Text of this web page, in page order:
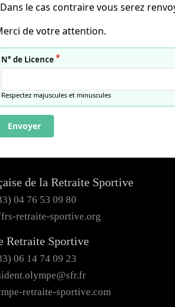
le cas contraire vous serez
de votre attention.
N° de Licence
Respectez majuscules et minuscules
Envoyer
de la Retraite Sportive
04 76 53 09 80
retraite-sportive.org
Retraite Sportive
06 14 74 09 23
retraite-sportive.com